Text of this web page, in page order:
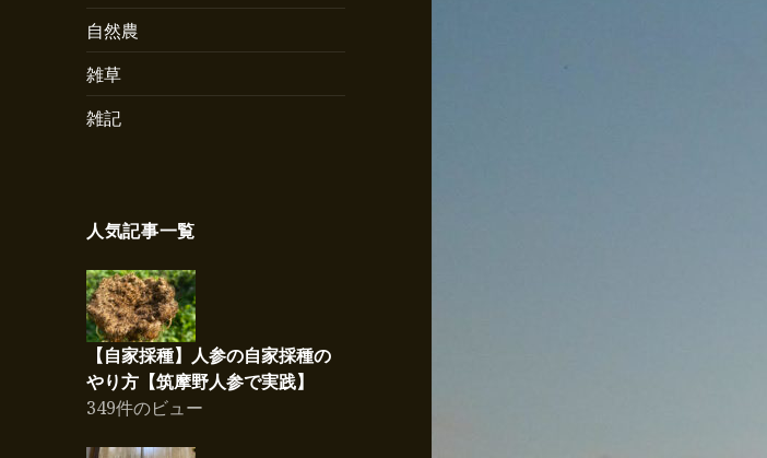
自然農
雑草
雑記
人気記事一覧
【自家採種】人参の自家採種の
やり方【筑摩野人参で実践】
349件のビュー